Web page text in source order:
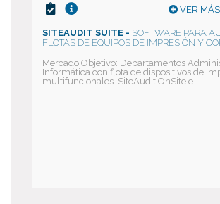
VER MÁS
SITEAUDIT SUITE - SOFTWARE PARA
FLOTAS DE EQUIPOS DE IMPRESIÓN Y
Mercado Objetivo: Departamentos
Informática con flota de dispositivos de
multifuncionales. SiteAudit OnSite e...